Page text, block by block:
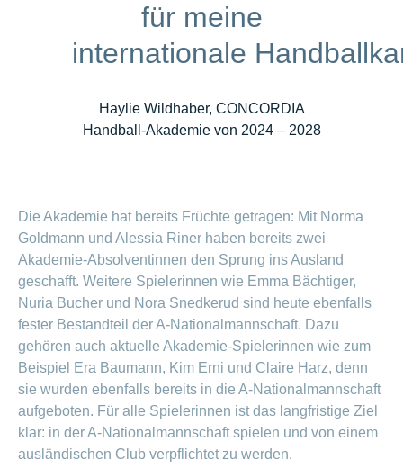
für meine
internationale
Haylie Wildhaber, CONCORDIA
Handball-Akademie von 2024 – 2028
Die Akademie hat bereits Früchte getragen: Mit Norma
Goldmann und Alessia Riner haben bereits zwei
Akademie-Absolventinnen den Sprung ins Ausland
geschafft. Weitere Spielerinnen wie Emma Bächtiger,
Nuria Bucher und Nora Snedkerud sind heute ebenfalls
fester Bestandteil der A-Nationalmannschaft. Dazu
gehören auch aktuelle Akademie-Spielerinnen wie zum
Beispiel Era Baumann, Kim Erni und Claire Harz, denn
sie wurden ebenfalls bereits in die A-Nationalmannschaft
aufgeboten. Für alle Spielerinnen ist das langfristige Ziel
klar: in der A-Nationalmannschaft spielen und von einem
ausländischen Club verpflichtet zu werden.